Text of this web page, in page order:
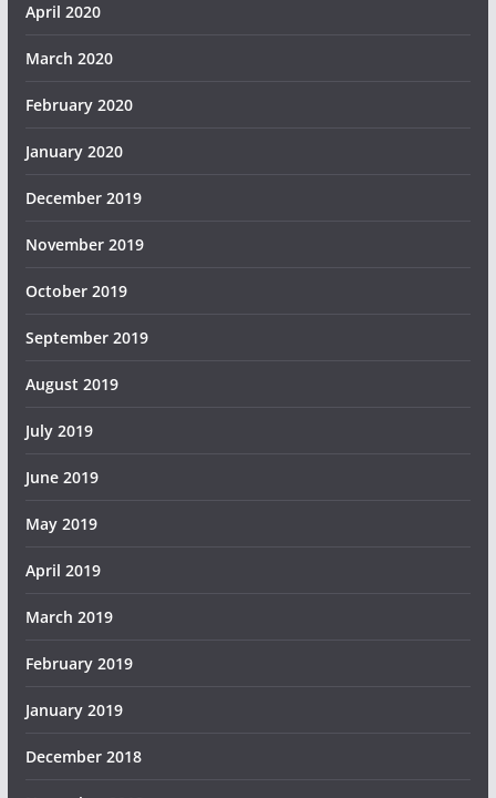
April 2020
March 2020
February 2020
January 2020
December 2019
November 2019
October 2019
September 2019
August 2019
July 2019
June 2019
May 2019
April 2019
March 2019
February 2019
January 2019
December 2018